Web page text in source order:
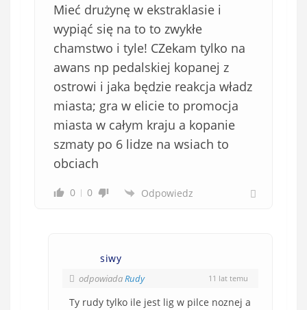
Mieć drużynę w ekstraklasie i
wypiąć się na to to zwykłe
chamstwo i tyle! CZekam tylko na
awans np pedalskiej kopanej z
ostrowi i jaka będzie reakcja władz
miasta; gra w elicie to promocja
miasta w całym kraju a kopanie
szmaty po 6 lidze na wsiach to
obciach
0 0 Odpowiedz
siwy
odpowiadaRudy 11 lat temu
Ty rudy tylko ile jest lig w pilce noznej a